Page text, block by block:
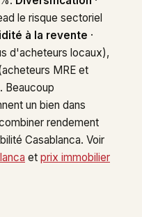
le risque sectoriel
à la revente ·
d'acheteurs locaux),
MRE et
Beaucoup
un bien dans
rendement
Casablanca. Voir
et prix immobilier